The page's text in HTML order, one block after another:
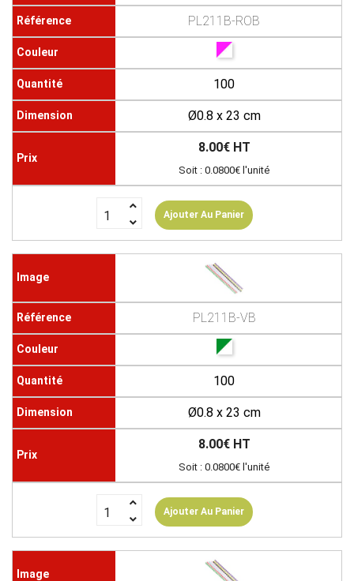
PL211B-ROB
100
Ø0.8 x 23 cm
8.00€ HT
Soit : 0.0800€ l'unité
Ajouter Au Panier
PL211B-VB
100
Ø0.8 x 23 cm
8.00€ HT
Soit : 0.0800€ l'unité
Ajouter Au Panier